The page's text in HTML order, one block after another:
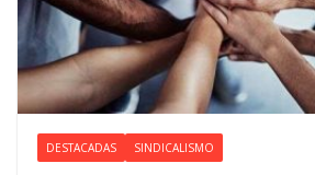
DESTACADAS SINDICALISMO